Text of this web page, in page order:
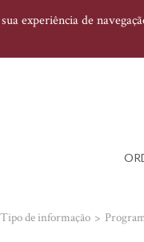
experiência de
Tipo de informação